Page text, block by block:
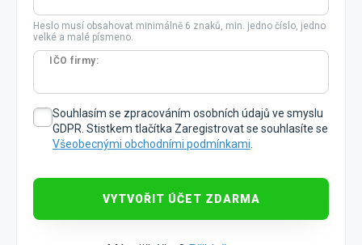
Heslo musí obsahovat minimálně 6 znaků, min. jedno číslo, jedno
velké a malé písmeno.
IČO firmy:
Souhlasím se zpracováním osobních údajů ve smyslu
GDPR. Stistkem tlačítka Zaregistrovat se souhlasíte se
Všeobecnými obchodními podmínkami
VYTVOŘIT ÚČET ZDARMA